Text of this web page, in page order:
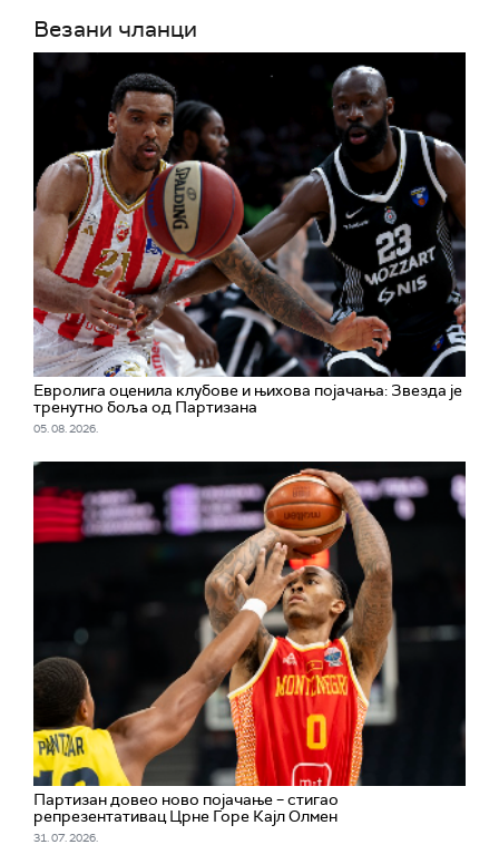
Везани чланци
Евролига оценила клубове и њихова појачања: Звезда је
тренутно боља од Партизана
05. 08. 2026.
Партизан довео ново појачање – стигао
репрезентативац Црне Горе Кајл Олмен
31. 07. 2026.